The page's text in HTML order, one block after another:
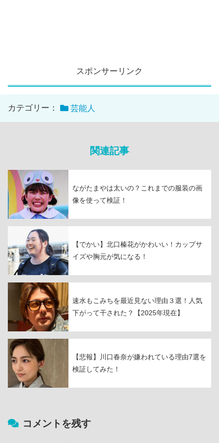
スポンサーリンク
カテゴリー： 芸能人
関連記事
ながたまやは太いの？これまでの服装の画
像を使って検証！
【でかい】北口榛花がかわいい！カップサ
イズや胸元が気になる！
速水もこみちを最近見ない理由３選！人気
下がって干された？【2025年現在】
【悲報】川口春奈が嫌われている理由7選を
検証してみた！
コメントを残す